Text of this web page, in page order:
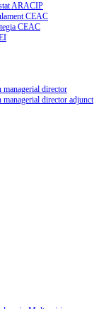
ARACIP
CEAC
CEAC
managerial director
managerial director adjunct